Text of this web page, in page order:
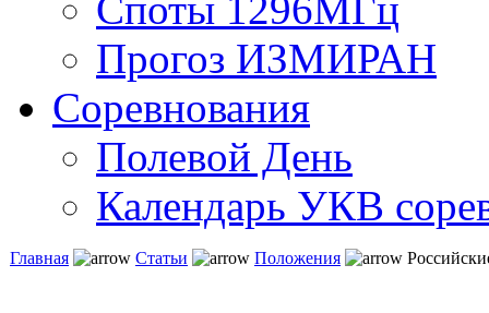
Прогоз ИЗМИРАН
Соревнования
Полевой День
Календарь УКВ
Главная Статьи Положения